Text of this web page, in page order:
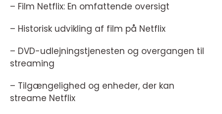
– Film Netflix: En omfattende oversigt
– Historisk udvikling af film på Netflix
– DVD-udlejningstjenesten og overgangen til
streaming
– Tilgængelighed og enheder, der kan
streame Netflix